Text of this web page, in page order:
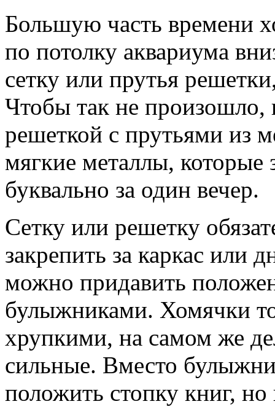
Большую часть времени
по потолку аквариума
сетку или прутья
Чтобы так не произошло,
решеткой с прутьями из
мягкие металлы, которые
буквально за один вечер.
Сетку или решетку
закрепить за каркас или
можно придавить
булыжниками. Хомячки
хрупкими, на самом же
сильные. Вместо
положить стопку книг, но